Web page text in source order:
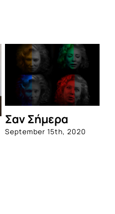
Σαν Σήμερα
September 15th, 2020